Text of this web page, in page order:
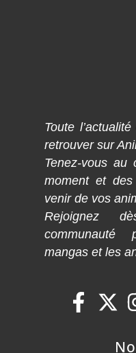
Toute
retrouver sur
Tenez-vous au
moment et
venir de vos
Rejoignez
communauté
mangas et les